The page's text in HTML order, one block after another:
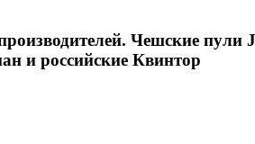
Чешские пули
и российские Квинтор